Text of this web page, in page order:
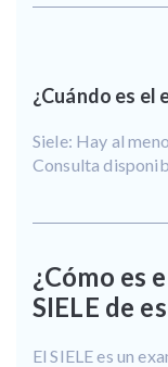
¿Cuándo es el
Siele: Hay al
Consulta
¿Cómo es
SIELE de
El SIELE es un